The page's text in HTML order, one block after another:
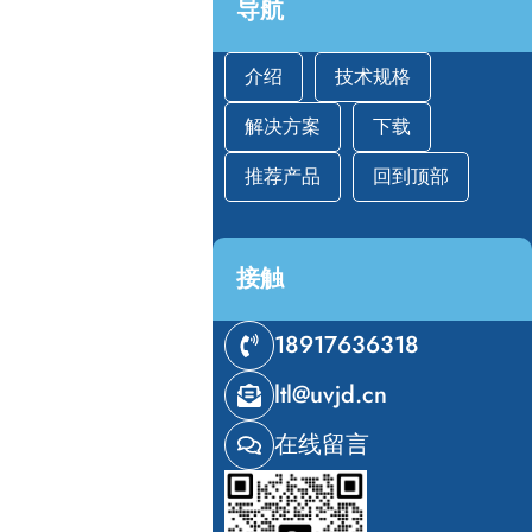
导航
介绍
技术规格
解决方案
下载
推荐产品
回到顶部
接触
18917636318
ltl@uvjd.cn
在线留言